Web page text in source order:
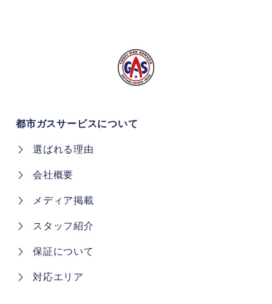
対応エリア
都市ガスサービスについて
選ばれる理由
会社概要
メディア掲載
スタッフ紹介
保証について